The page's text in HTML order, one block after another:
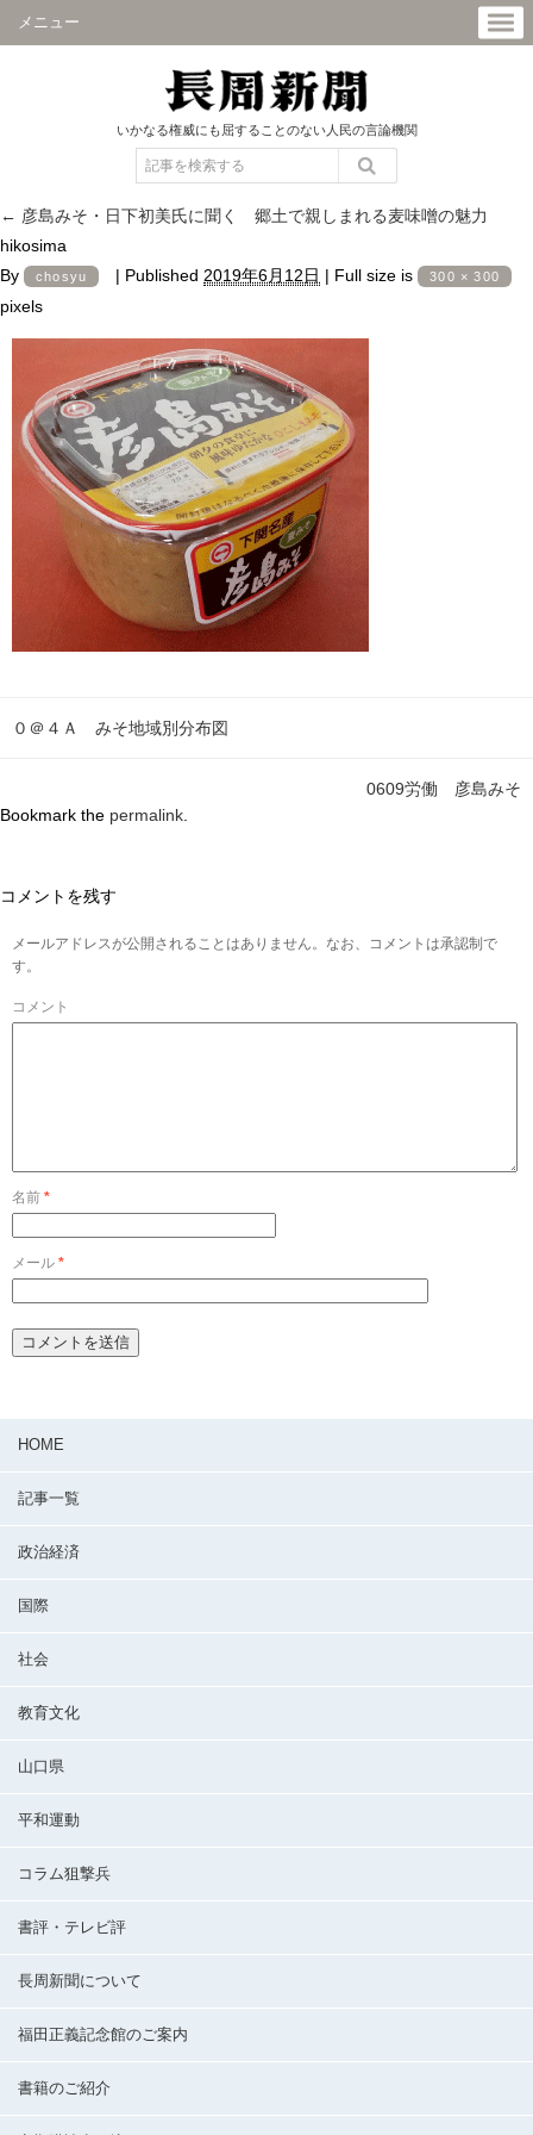
メニュー
いかなる権威にも屈することのない人民の言論機関
← 彦島みそ・日下初美氏に聞く 郷土で親しまれる麦味噌の魅力
hikosima
By
chosyu | Published 2019年6月12日 | Full size is 300 × 300
pixels
０＠４Ａ みそ地域別分布図
0609労働 彦島みそ
Bookmark the permalink
コメントを残す
メールアドレスが公開されることはありません。なお、コメントは承認制で
す。
コメント
名前 *
メール *
HOME
記事一覧
政治経済
国際
社会
教育文化
山口県
平和運動
コラム狙撃兵
書評・テレビ評
長周新聞について
福田正義記念館のご案内
書籍のご紹介